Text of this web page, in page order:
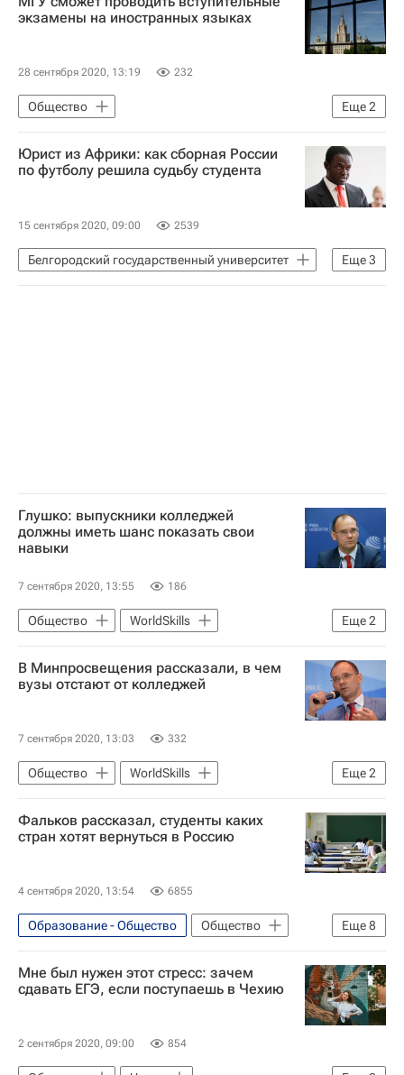
Навигатор абитуриента
экзамены на иностранных языках
28 сентября 2020, 13:19 232
Еще2
Общество
МГУ имени М. В. Ломоносова
Навигатор абитуриента
Юрист из Африки: как сборная России
по футболу решила судьбу студента
15 сентября 2020, 09:00 2539
Еще3
Белгородский государственный университет
Навигатор абитуриента
Глушко: выпускники колледжей
должны иметь шанс показать свои
навыки
7 сентября 2020, 13:55 186
Еще2
Общество
WorldSkills
Навигатор абитуриента
В Минпросвещения рассказали, в чем
вузы отстают от колледжей
7 сентября 2020, 13:03 332
Еще2
Общество
WorldSkills
Навигатор абитуриента
Фальков рассказал, студенты каких
стран хотят вернуться в Россию
4 сентября 2020, 13:54 6855
Еще8
Образование - Общество
Общество
Казахстан
Киргизия
Таджикистан
Узбекистан
Валерий Фальков
Мне был нужен этот стресс: зачем
сдавать ЕГЭ, если поступаешь в Чехию
2 сентября 2020, 09:00 854